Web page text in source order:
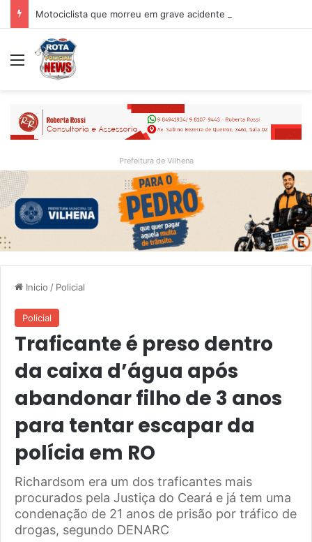
Menu
Prefeitura de Vilhena
Inicio / Policial
Policial
Traficante é preso dentro
da caixa d’água após
abandonar filho de 3 anos
para tentar escapar da
polícia em RO
Richardsom era um dos traficantes mais
procurados pela Justiça do Ceará e já tem uma
condenação de 21 anos de prisão por tráfico de
drogas, segundo DENARC